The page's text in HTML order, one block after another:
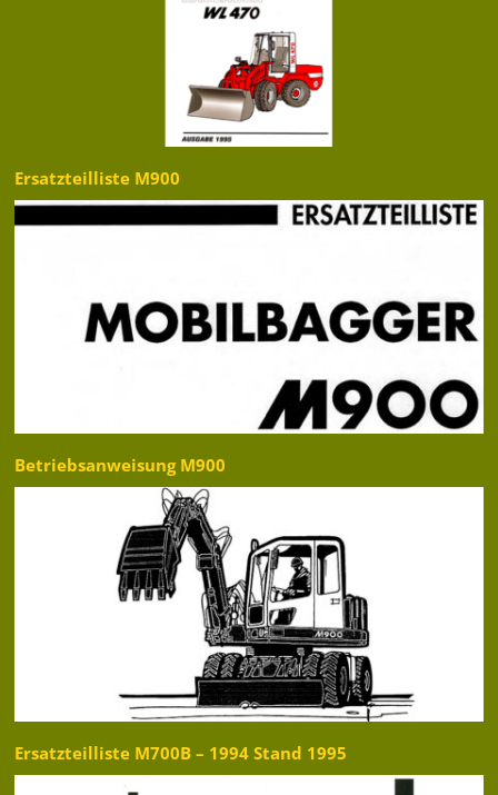
Ersatzteilliste M900
Betriebsanweisung M900
Ersatzteilliste M700B – 1994 Stand 1995